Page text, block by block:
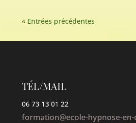
« Entrées précédentes
TÉL/MAIL
06 73 13 01 22
formation@ecole-hypnose-